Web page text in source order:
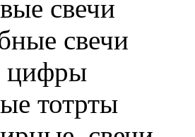
свечи
свечи
цифры
тотрты